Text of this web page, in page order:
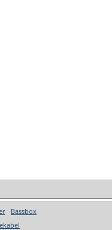
Bassbox